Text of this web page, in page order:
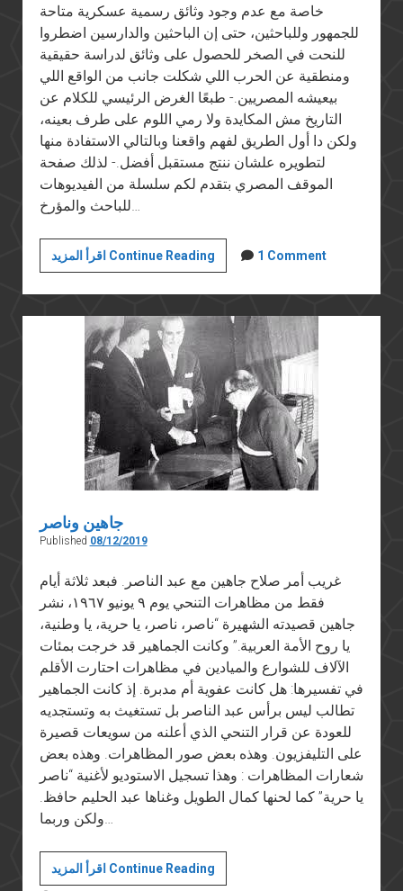
خاصة مع عدم وجود وثائق رسمية عسكرية متاحة
للجمهور وللباحثين، حتى إن الباحثين والدارسين اضطروا
للنحت في الصخر للحصول على وثائق لدراسة حقيقية
ومنطقية عن الحرب اللي شكلت جانب من الواقع اللي
بيعيشه المصريين.- طبعًا الغرض الرئيسي للكلام عن
التاريخ مش المكايدة ولا رمي اللوم على طرف بعينه،
ولكن دا أول الطريق لفهم واقعنا وبالتالي الاستفادة منها
لتطويره علشان ننتج مستقبل أفضل.- لذلك صفحة
الموقف المصري بتقدم لكم سلسلة من الفيديوهات
اقرأ المزيد Continue Readingهزيمة
يونيو
المستمرة..
سلسلة
الدكتور
خالد
فهمي
على
صفحة
الموقف
المصري
1 Comment
جاهين وناصر
Published 08/12/2019
غريب أمر صلاح جاهين مع عبد الناصر. فبعد ثلاثة أيام
فقط من مظاهرات التنحي يوم ٩ يونيو ١٩٦٧، نشر
جاهين قصيدته الشهيرة “ناصر، ناصر، يا حرية، يا وطنية،
يا روح الأمة العربية.” وكانت الجماهير قد خرجت بمئات
الآلاف للشوارع والميادين في مظاهرات احتارت الأقلم
في تفسيرها: هل كانت عفوية أم مدبرة. إذ كانت الجماهير
تطالب ليس برأس عبد الناصر بل تستغيث به وتستجديه
للعودة عن قرار التنحي الذي أعلنه من سويعات قصيرة
على التليفزيون. وهذه بعض صور المظاهرات. وهذه بعض
شعارات المظاهرات : وهذا تسجيل الاستوديو لأغنية “ناصر
يا حرية” كما لحنها كمال الطويل وغناها عبد الحليم حافظ.
اقرأ المزيد Continue Readingجاهين